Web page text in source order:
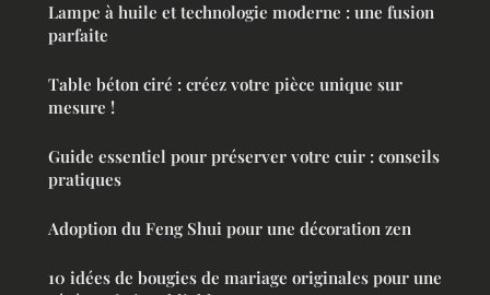
Lampe à huile et technologie moderne : une fusion
parfaite
Table béton ciré : créez votre pièce unique sur
mesure !
Guide essentiel pour préserver votre cuir : conseils
pratiques
Adoption du Feng Shui pour une décoration zen
10 idées de bougies de mariage originales pour une